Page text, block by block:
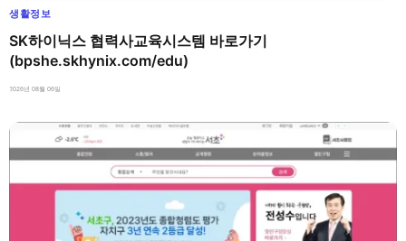
생활정보
SK하이닉스 협력사교육시스템 바로가기
(bpshe.skhynix.com/edu)
2026년 08월 06일